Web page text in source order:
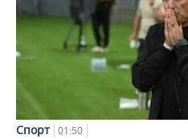
Спорт 01:50